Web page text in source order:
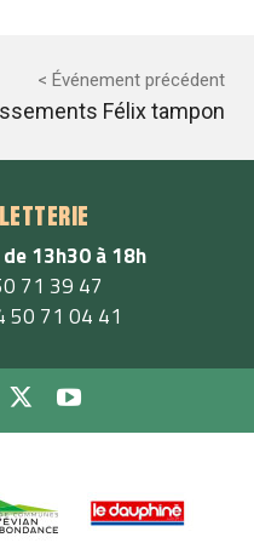
< Événement précédent
Félix tampon
13h30 à 18h
71 39 47
50 71 04 41